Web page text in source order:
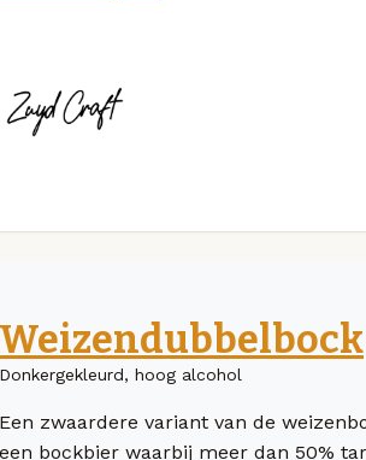
Weizendubbelbock
Donkergekleurd, hoog alcohol
Een zwaardere variant van de
een bockbier waarbij meer dan 50%